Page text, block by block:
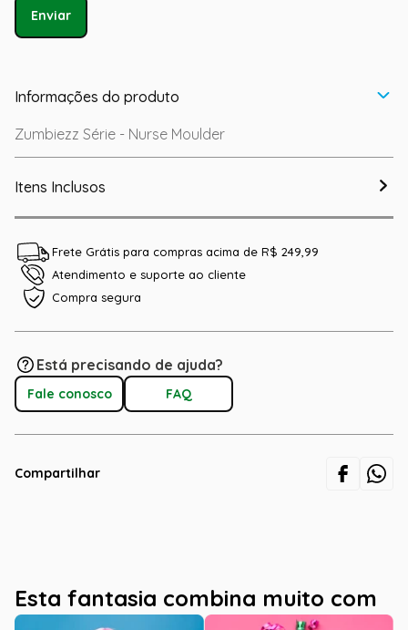
Enviar
Informações do produto
Zumbiezz Série - Nurse Moulder
Itens Inclusos
Frete Grátis para compras acima de R$ 249,99
Atendimento e suporte ao cliente
Compra segura
Está precisando de ajuda?
Fale conosco FAQ
Compartilhar
Esta fantasia combina muito com